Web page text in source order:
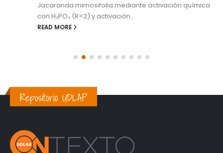
Jacaranda mimosifolia mediante activación química
con H₃PO₄ (R=2) y activación...
READ MORE
Repositorio UDLAP